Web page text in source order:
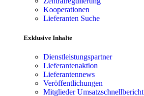
Kooperationen
Lieferanten Suche
Exklusive Inhalte
Dienstleistungspartner
Lieferantenaktion
Lieferantennews
Veröffentlichungen
Mitglieder Umsatzschnellbericht